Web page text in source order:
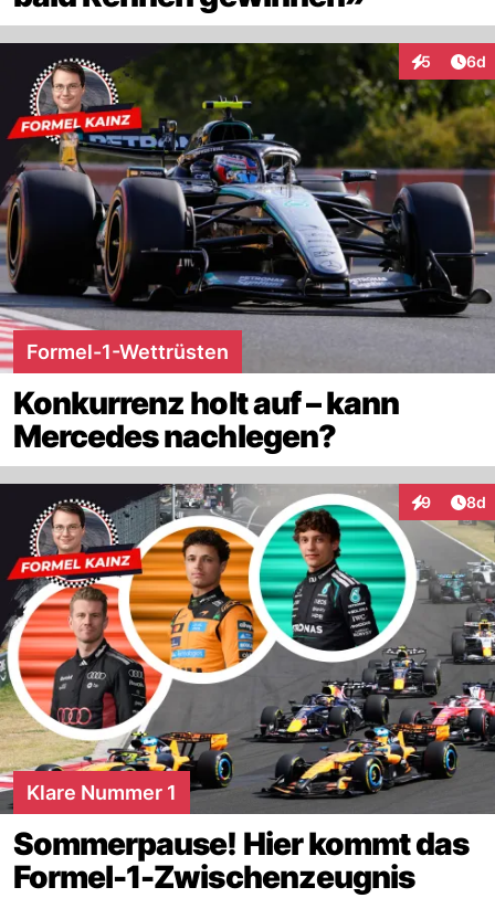
5 6d
Formel-1-Wettrüsten
Konkurrenz holt auf – kann
Mercedes nachlegen?
9 8d
Klare Nummer 1
Sommerpause! Hier kommt das
Formel-1-Zwischenzeugnis